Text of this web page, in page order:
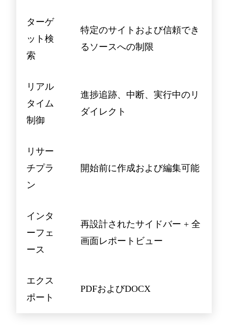
ターゲ
ット検
索
特定のサイトおよび信頼でき
るソースへの制限
リアル
タイム
制御
進捗追跡、中断、実行中のリ
ダイレクト
リサー
チプラ
ン
開始前に作成および編集可能
インタ
ーフェ
ース
再設計されたサイドバー + 全
画面レポートビュー
エクス
ポート
PDFおよびDOCX